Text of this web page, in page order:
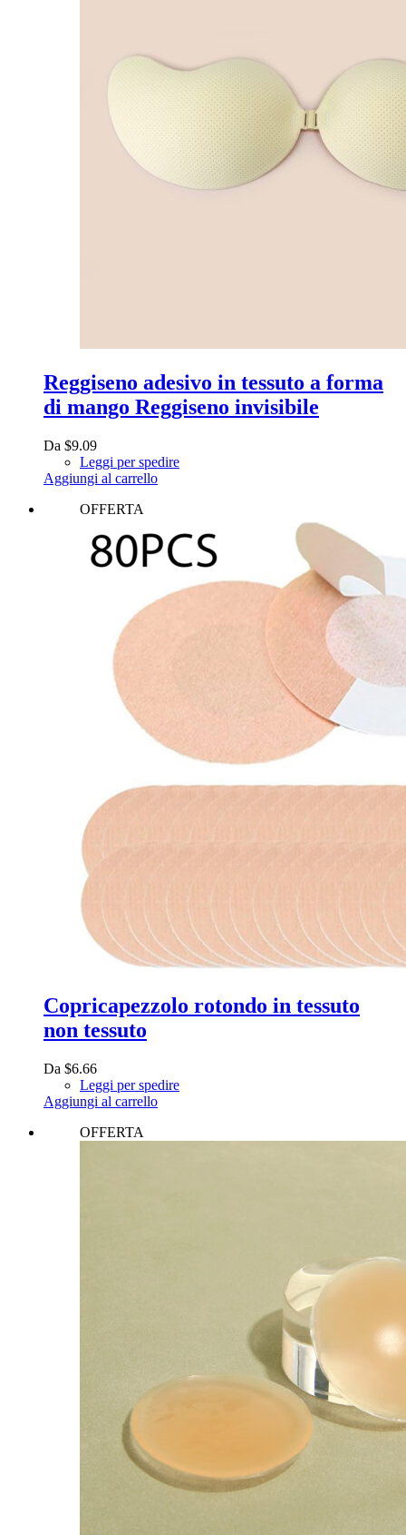
Reggiseno adesivo in tessuto a forma
di mango Reggiseno invisibile
Da $9.09
Leggi per spedire
Aggiungi al carrello
OFFERTA
Copricapezzolo rotondo in tessuto
non tessuto
Da $6.66
Leggi per spedire
Aggiungi al carrello
OFFERTA